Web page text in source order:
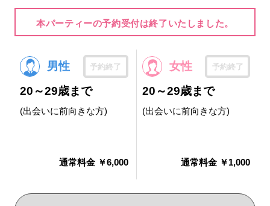
本パーティーの予約受付は終了いたしました。
男性 予約終了
20～29歳まで
(出会いに前向きな方)
通常料金 ￥6,000
女性 予約終了
20～29歳まで
(出会いに前向きな方)
通常料金 ￥1,000